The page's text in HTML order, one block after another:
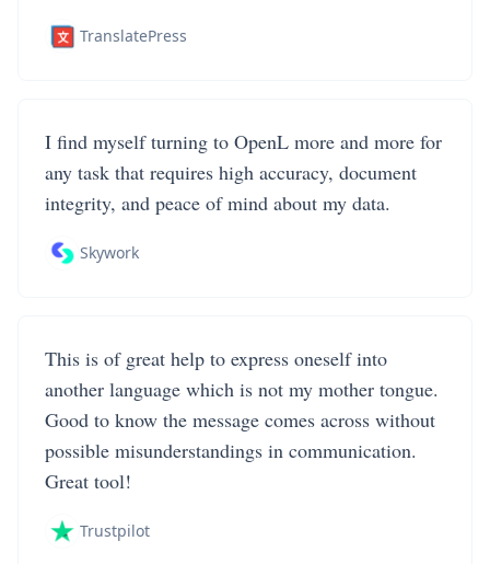
TranslatePress
I find myself turning to OpenL more and more for
any task that requires high accuracy, document
integrity, and peace of mind about my data.
Skywork
This is of great help to express oneself into
another language which is not my mother tongue.
Good to know the message comes across without
possible misunderstandings in communication.
Great tool!
Trustpilot